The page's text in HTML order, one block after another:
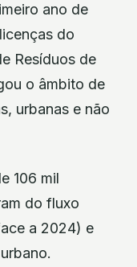
ano de
do
Resíduos de
o âmbito de
urbanas e não
106 mil
do fluxo
a 2024) e